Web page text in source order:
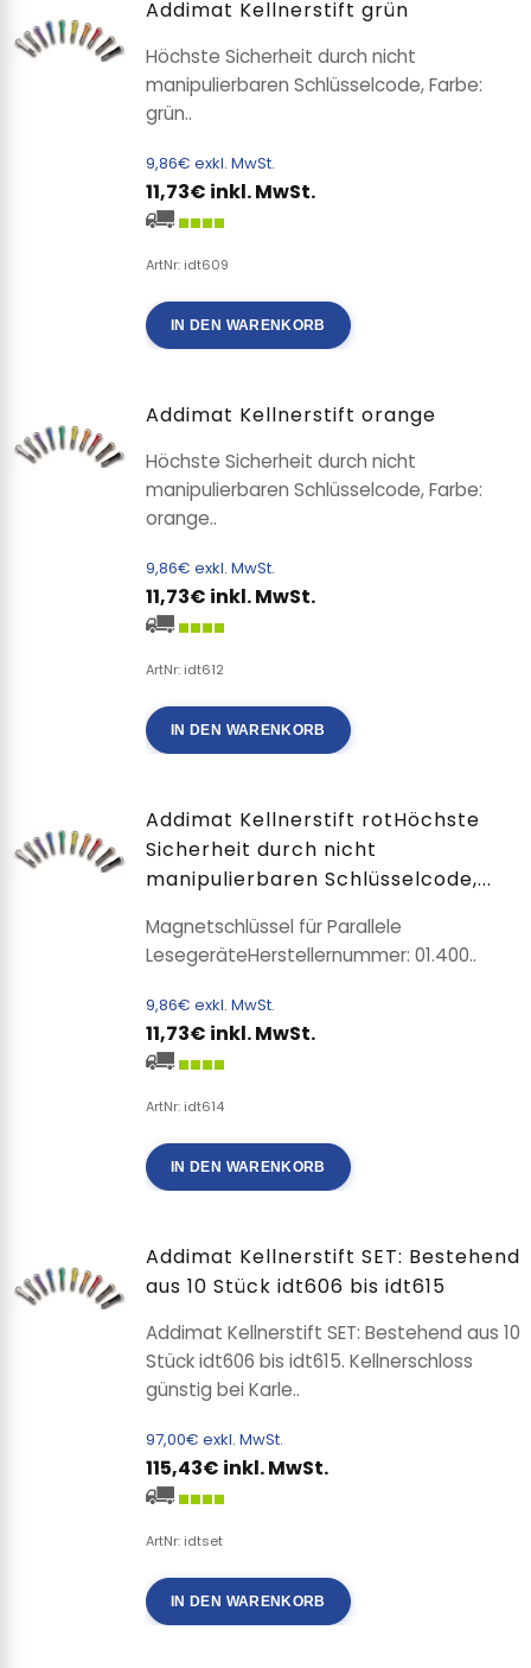
Addimat Kellnerstift grün
Höchste Sicherheit durch nicht
manipulierbaren Schlüsselcode, Farbe:
grün..
9,86€ exkl. MwSt.
11,73€ inkl. MwSt.
ArtNr: idt609
IN DEN WARENKORB
Addimat Kellnerstift orange
Höchste Sicherheit durch nicht
manipulierbaren Schlüsselcode, Farbe:
orange..
9,86€ exkl. MwSt.
11,73€ inkl. MwSt.
ArtNr: idt612
IN DEN WARENKORB
Addimat Kellnerstift rotHöchste
Sicherheit durch nicht
manipulierbaren Schlüsselcode,...
Magnetschlüssel für Parallele
LesegeräteHerstellernummer: 01.400..
9,86€ exkl. MwSt.
11,73€ inkl. MwSt.
ArtNr: idt614
IN DEN WARENKORB
Addimat Kellnerstift SET: Bestehend
aus 10 Stück idt606 bis idt615
Addimat Kellnerstift SET: Bestehend aus 10
Stück idt606 bis idt615. Kellnerschloss
günstig bei Karle..
97,00€ exkl. MwSt.
115,43€ inkl. MwSt.
ArtNr: idtset
IN DEN WARENKORB